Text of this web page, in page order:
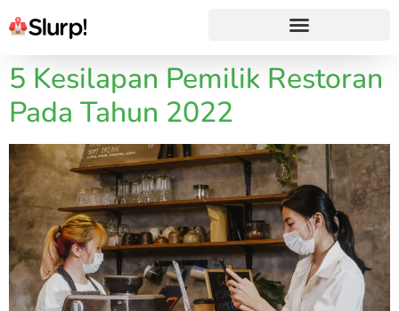
5 Kesilapan Pemilik Restoran
Pada Tahun 2022